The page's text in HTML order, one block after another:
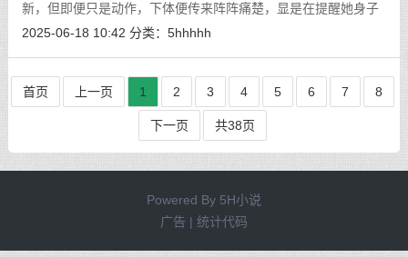
新，但即便只是动作，下体便传来阵阵痛楚，显是在提醒她身子
仍未复原，但每日早上至少要有一个时辰用于练武，是紫幽兰的
2025-06-18 10:42 分类： 5hhhhh
首页 上一页 1 2 3 4 5 6 7 8
下一页 共38页
Powered By 5H小说
广告 | 统计代码